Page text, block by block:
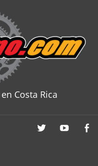
Costa Rica